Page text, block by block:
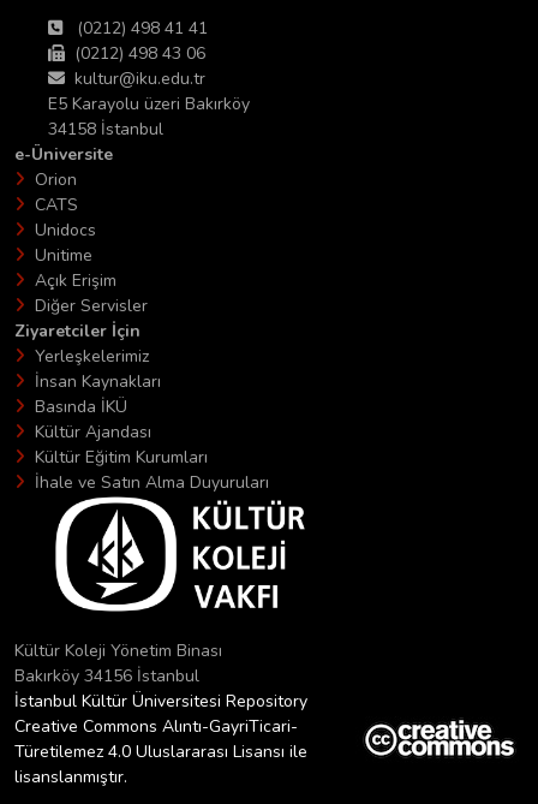
(0212) 498 41 41
(0212) 498 43 06
kultur@iku.edu.tr
E5 Karayolu üzeri Bakırköy
34158 İstanbul
e-Üniversite
Orion
CATS
Unidocs
Unitime
Açık Erişim
Diğer Servisler
Ziyaretciler İçin
Yerleşkelerimiz
İnsan Kaynakları
Basında İKÜ
Kültür Ajandası
Kültür Eğitim Kurumları
İhale ve Satın Alma Duyuruları
Kültür Koleji Yönetim Binası
Bakırköy 34156 İstanbul
İstanbul Kültür Üniversitesi Repository
Creative Commons Alıntı-GayriTicari-
Türetilemez 4.0 Uluslararası Lisansı ile
lisanslanmıştır.